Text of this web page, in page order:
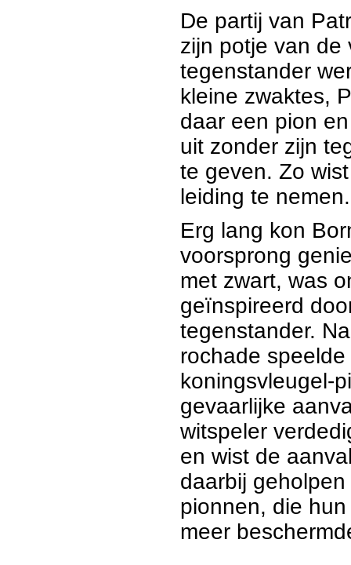
De partij van
zijn potje van de
tegenstander
kleine zwaktes,
daar een pion
uit zonder zijn
te geven. Zo
leiding te
Erg lang kon
voorsprong
met zwart, was
geïnspireerd
tegenstander.
rochade speelde
koningsvleugel-
gevaarlijke
witspeler
en wist de
daarbij
pionnen, die
meer